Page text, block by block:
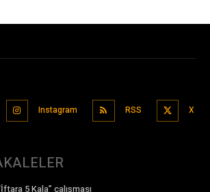
Instagram RSS X
5 Kala” çalışması